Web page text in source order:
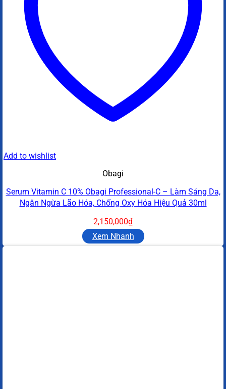
Add to wishlist
Obagi
Serum Vitamin C 10% Obagi Professional-C – Làm Sáng Da,
Ngăn Ngừa Lão Hóa, Chống Oxy Hóa Hiệu Quả 30ml
2,150,000₫
Xem Nhanh